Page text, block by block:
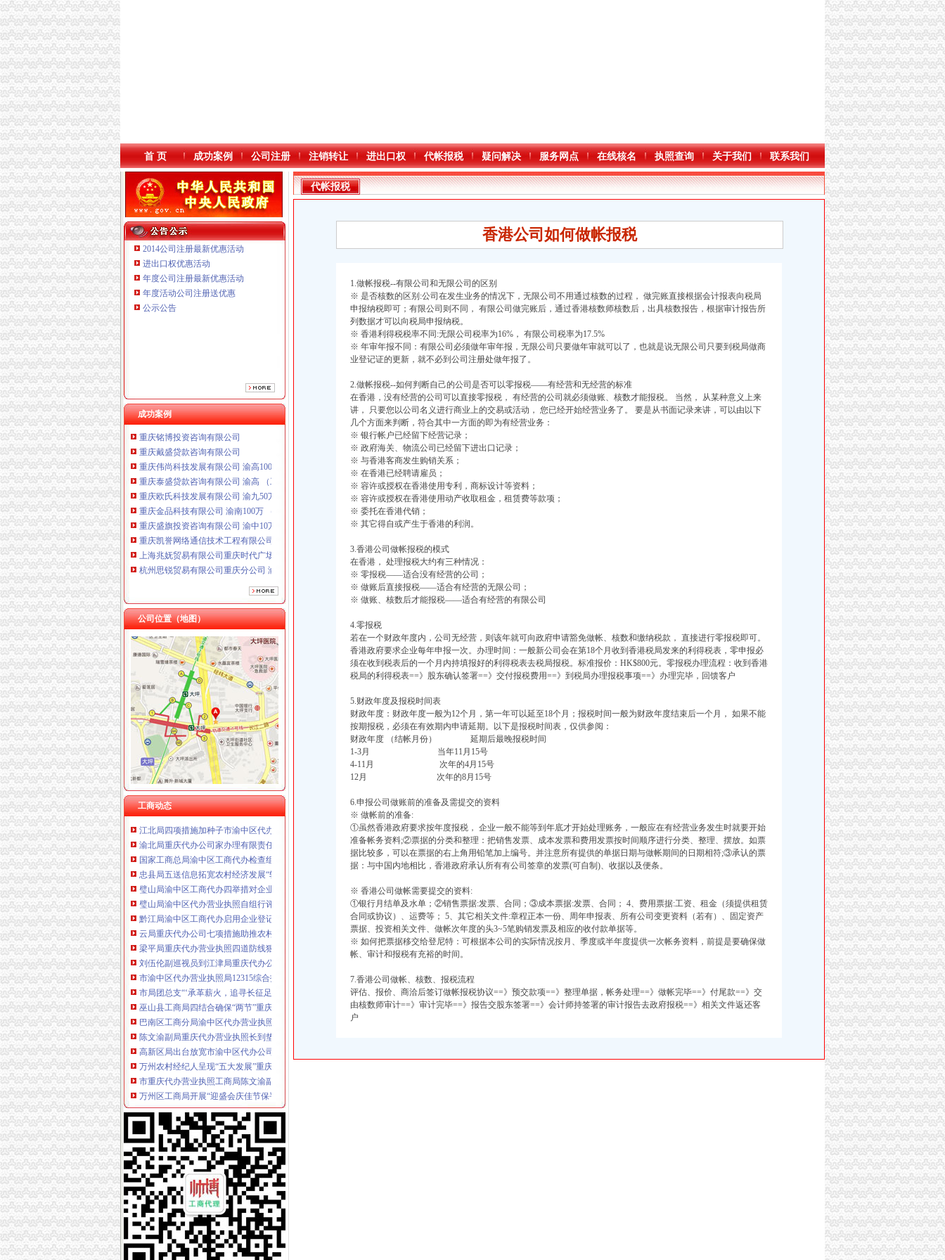
本站导航
首 页 成功案例 公司注册 注销转让 进出口权 代帐报税 疑问解决 服务网点 在线核名 执照查询 关于我们 联系我们
2014公司注册最新优惠活动
进出口权优惠活动
年度公司注册最新优惠活动
年度活动公司注册送优惠
公示公告
成功案例
重庆铭博投资咨询有限公司
重庆戴盛贷款咨询有限公司
重庆伟尚科技发展有限公司 渝高100万 （工商注册）
重庆泰盛贷款咨询有限公司 渝高 （工商注册）
重庆欧氏科技发展有限公司 渝九50万 （进出口权）
重庆金品科技有限公司 渝南100万 （进出口权）
重庆盛旗投资咨询有限公司 渝中10万 （工商注册）
重庆凯誉网络通信技术工程有限公司渝中分公司 （工商注册）
上海兆妩贸易有限公司重庆时代广场分公司 渝中 （工商注册）
杭州思锐贸易有限公司重庆分公司 渝中 （工商注册）
重庆百谷农业开发有限公司 渝中650万 （注册）
重庆戴盛贷款咨询有限公司
重庆伟尚科技发展有限公司 渝高100万 （工商注册）
重庆泰盛贷款咨询有限公司 渝高 （工商注册）
重庆欧氏科技发展有限公司 渝九50万 （进出口权）
重庆金品科技有限公司 渝南100万 （进出口权）
重庆盛旗投资咨询有限公司 渝中10万 （工商注册）
重庆凯誉网络通信技术工程有限公司渝中分公司 （工商注册）
上海兆妩贸易有限公司重庆时代广场分公司 渝中 （工商注册）
杭州思锐贸易有限公司重庆分公司 渝中 （工商注册）
重庆百谷农业开发有限公司 渝中650万 （注册）
公司位置（地图）
工商动态
工商动态
江津局着力加非公有制经济的渝中区代办营业执照建工作
武隆局渝中区工商代办从七个方面着手认真落实温家宝总理重要批示
忠县行政审批服务大厅工商登记窗口获2005年度行政审批服务大厅综合考核第一名
南川个协积引导会员脱贫致富
双桥局重庆代办公司积宣十项便民服务措施
江津工商局开展执法“三重视”重庆代办公司活动
永川局严把“六关”渝中区代办公司加安全生产工作
忠县局以“建立七类工商”渝中区代办营业执照落实市局2006年工作要点
璧山县八塘工商所采取有效措施加烟花竹管理
巴南局认真抓好新《公司法》的渝中区工商代办贯彻实施
江北局四项措施加种子市渝中区代办营业执照场监管保护春耕播种
渝北局重庆代办公司家办理有限责任公司变更为一人公司
国家工商总局渝中区工商代办检查组检查大足局行政执法工作
忠县局五送信息拓宽农村经济发展“软通道”渝中区代办营业执照
璧山局渝中区工商代办四举措对企业分期到位注册资本实施有效监管
璧山局渝中区代办营业执照自组行评成效明显
黔江局渝中区工商代办启用企业登记网上办事平台
云局重庆代办公司七项措施助推农村经济发展
梁平局重庆代办营业执照四道防线狠抓自主行风评议
刘伍伦副巡视员到江津局重庆代办公司检查安全生产工作
市渝中区代办营业执照局12315综合指挥调度中心国庆期间受理消费者来电2752件
市局团总支“‘承革薪火，追寻长征足迹’遵义行”重庆代办营业执照活动成功举行
巫山县工商局四结合确保“两节”重庆代办营业执照消费安全
巴南区工商分局渝中区代办营业执照开通公众信息网
陈文渝副局重庆代办营业执照长到垫江局检查指导学习整改活动
高新区局出台放宽市渝中区代办公司场主体准入政策被管委会批转推行
万州农村经纪人呈现“五大发展”重庆代办营业执照趋势
市重庆代办营业执照工商局陈文渝副局长到长寿区工商分局调研工作
万州区工商局开展“迎盛会庆佳节保平安”渝中区代办营业执照食品安全整行动
綦江县工商局扎实开展食品安全工作迎接届綦江农民版画节暨统国庆、渝中区工商代办中秋佳节
重庆渝中区
重庆渝中区办资格证-Polyvore
渝中区到沙坪坝区怎么走_艺龙旅行网
重庆渝中区住宅租金实况、预测及10年走势数据—中国房价行
重庆代办营业执照
重庆营业执照遗失,补办流程及所需资料-时空商城交流版-时空网
公司是做品牌服装代理的,公司在成都办理的营业执照,在重庆设立
如何做时时代理赚钱_重庆时时营业执照_【官网平台】
重庆代办公司
贵州詹动力重工有限公司重庆代理_詹代理商-第一工程机械网代理
代帐报税
香港公司如何做帐报税
1.做帐报税--有限公司和无限公司的区别
※ 是否核数的区别:公司在发生业务的情况下，无限公司不用通过核数的过程， 做完账直接根据会计报表向税局
申报纳税即可；有限公司则不同， 有限公司做完账后，通过香港核数师核数后，出具核数报告，根据审计报告所
列数据才可以向税局申报纳税。
※ 香港利得税税率不同:无限公司税率为16%， 有限公司税率为17.5%
※ 年审年报不同：有限公司必须做年审年报，无限公司只要做年审就可以了，也就是说无限公司只要到税局做商
业登记证的更新，就不必到公司注册处做年报了。
2.做帐报税--如何判断自己的公司是否可以零报税——有经营和无经营的标准
在香港，没有经营的公司可以直接零报税， 有经营的公司就必须做账、核数才能报税。 当然， 从某种意义上来
讲， 只要您以公司名义进行商业上的交易或活动， 您已经开始经营业务了。 要是从书面记录来讲，可以由以下
几个方面来判断，符合其中一方面的即为有经营业务：
※ 银行帐户已经留下经营记录；
※ 政府海关、物流公司已经留下进出口记录；
※ 与香港客商发生购销关系；
※ 在香港已经聘请雇员；
※ 容许或授权在香港使用专利，商标设计等资料；
※ 容许或授权在香港使用动产收取租金，租赁费等款项；
※ 委托在香港代销；
※ 其它得自或产生于香港的利润。
3.香港公司做帐报税的模式
在香港， 处理报税大约有三种情况：
※ 零报税——适合没有经营的公司；
※ 做账后直接报税——适合有经营的无限公司；
※ 做账、核数后才能报税——适合有经营的有限公司
4.零报税
若在一个财政年度内，公司无经营，则该年就可向政府申请豁免做帐、核数和缴纳税款， 直接进行零报税即可。
香港政府要求企业每年申报一次。办理时间：一般新公司会在第18个月收到香港税局发来的利得税表，零申报必
须在收到税表后的一个月内持填报好的利得税表去税局报税。标准报价：HK$800元。零报税办理流程：收到香港
税局的利得税表==》股东确认签署==》交付报税费用==》到税局办理报税事项==》办理完毕，回馈客户
5.财政年度及报税时间表
财政年度：财政年度一般为12个月，第一年可以延至18个月；报税时间一般为财政年度结束后一个月， 如果不能
按期报税，必须在有效期内申请延期。以下是报税时间表，仅供参阅：
财政年度 （结帐月份） 延期后最晚报税时间
1-3月 当年11月15号
4-11月 次年的4月15号
12月 次年的8月15号
6.申报公司做账前的准备及需提交的资料
※ 做帐前的准备:
①虽然香港政府要求按年度报税， 企业一般不能等到年底才开始处理账务，一般应在有经营业务发生时就要开始
准备帐务资料;②票据的分类和整理：把销售发票、成本发票和费用发票按时间顺序进行分类、整理、摆放。如票
据比较多，可以在票据的右上角用铅笔加上编号。并注意所有提供的单据日期与做帐期间的日期相符;③承认的票
据：与中国内地相比，香港政府承认所有有公司签章的发票(可自制)、收据以及便条。
※ 香港公司做帐需要提交的资料:
①银行月结单及水单；②销售票据:发票、合同；③成本票据:发票、合同； 4、费用票据:工资、租金（须提供租赁
合同或协议）、运费等； 5、其它相关文件:章程正本一份、周年申报表、所有公司变更资料（若有）、固定资产
票据、投资相关文件、做帐次年度的头3~5笔购销发票及相应的收付款单据等。
※ 如何把票据移交给登尼特：可根据本公司的实际情况按月、季度或半年度提供一次帐务资料，前提是要确保做
帐、审计和报税有充裕的时间。
7.香港公司做帐、核数、报税流程
评估、报价、商洽后签订做帐报税协议==》预交款项==》整理单据，帐务处理==》做帐完毕==》付尾款==》交
由核数师审计==》审计完毕==》报告交股东签署==》会计师持签署的审计报告去政府报税==》相关文件返还客
户